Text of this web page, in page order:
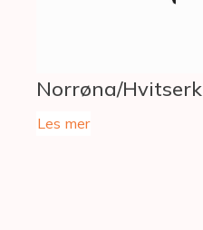
Norrøna/Hvitserk
Les mer